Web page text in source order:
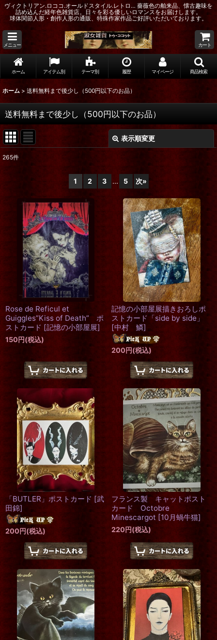
ヴィクトリアン.ロココ.オールドスタイル.レトロ… 薔薇色の舶来品、懐古趣味を
詰め込んだ経年色雑貨店。日々を彩る優しいロマンスをお届けします。
球体関節人形・創作人形の通販、特殊作家作品ご好評いただいております。
メニュー カート
ホーム アイテム別 テーマ別 履歴 マイページ 商品検索
ホーム > 送料無料まで後少し（500円以下のお品）
送料無料まで後少し（500円以下のお品）
表示順変更
:
並び順:
265件
1 2 3 ... 5 次»
Rose de Reficul et
Guiggles”Kiss of Death” ポ
ストカード [記憶の小部屋展]
150円(税込)
記憶の小部屋展描きおろしポ
ストカード「side by side」
[中村 鱗]
200円(税込)
「BUTLER」ポストカード [武
田錦]
200円(税込)
フランス製 キャットポスト
カード Octobre
Minescargot [10月蝸牛猫]
220円(税込)